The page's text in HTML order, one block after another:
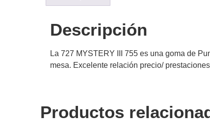
Descripción
La 727 MYSTERY III 755 es una goma de
mesa. Excelente relación precio/
Productos